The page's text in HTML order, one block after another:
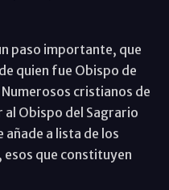
paso importante, que
quien fue Obispo de
cristianos de
Obispo del Sagrario
añade a lista de los
que constituyen